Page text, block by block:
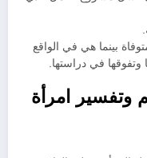
بينما هي في الواقع
في دراستها.
امرأة